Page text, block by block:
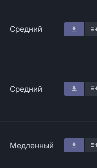
Средний
Средний
Медленный